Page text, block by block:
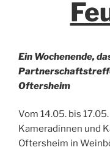
Ein Wochenende,
Oftersheim
Vom 14.05. bis
Kameradinnen und
Oftersheim in